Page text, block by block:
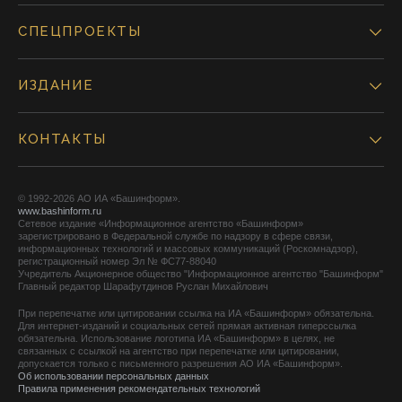
СПЕЦПРОЕКТЫ
ИЗДАНИЕ
КОНТАКТЫ
© 1992-2026 АО ИА «Башинформ».
www.bashinform.ru
Сетевое издание «Информационное агентство «Башинформ»
зарегистрировано в Федеральной службе по надзору в сфере связи,
информационных технологий и массовых коммуникаций (Роскомнадзор),
регистрационный номер Эл № ФС77-88040
Учредитель Акционерное общество "Информационное агентство "Башинформ"
Главный редактор Шарафутдинов Руслан Михайлович
При перепечатке или цитировании ссылка на ИА «Башинформ» обязательна.
Для интернет-изданий и социальных сетей прямая активная гиперссылка
обязательна. Использование логотипа ИА «Башинформ» в целях, не
связанных с ссылкой на агентство при перепечатке или цитировании,
допускается только с письменного разрешения АО ИА «Башинформ».
Об использовании персональных данных
Правила применения рекомендательных технологий